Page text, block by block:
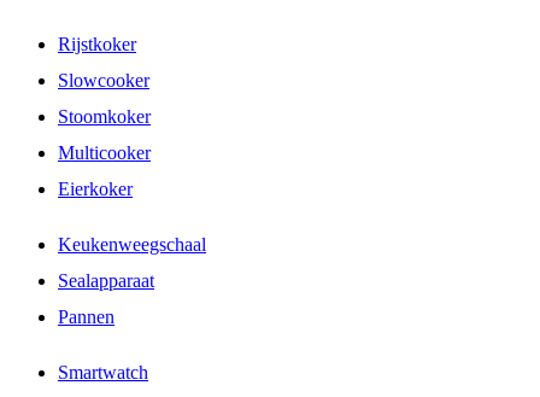
Rijstkoker
Slowcooker
Stoomkoker
Multicooker
Eierkoker
Keukenweegschaal
Sealapparaat
Pannen
Smartwatch